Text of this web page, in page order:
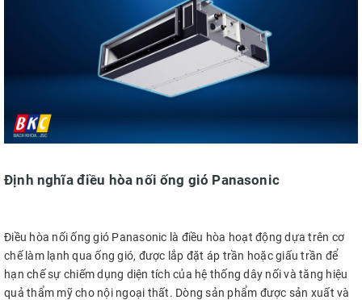
Định nghĩa điều hòa nối ống gió Panasonic
Điều hòa nối ống gió Panasonic là điều hòa hoạt động dựa trên cơ
chế làm lạnh qua ống gió, được lắp đặt áp trần hoặc giấu trần để
hạn chế sự chiếm dụng diện tích của hệ thống dây nối và tăng hiệu
quả thẩm mỹ cho nội ngoại thất. Dòng sản phẩm được sản xuất và